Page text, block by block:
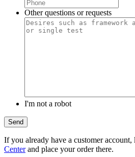
Other questions or requests
I'm not a robot
If you already have a customer
Centerand place your order there.